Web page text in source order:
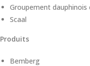
Groupement
Scaal
Produits
Bemberg